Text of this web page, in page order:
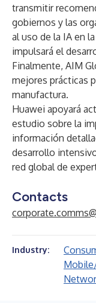
transmitir
gobiernos y las
al uso de la IA en
impulsará el
Finalmente, AIM
mejores prácticas
manufactura.
Huawei apoyará
estudio sobre la
información
desarrollo
red global de
Contacts
Industry: